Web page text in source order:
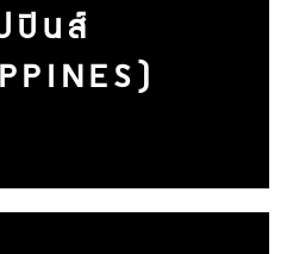
ปินส์